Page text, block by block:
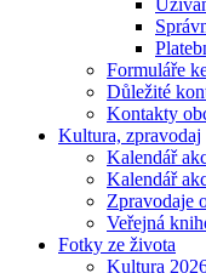
Formuláře
Důležité
Kontakty
Kultura, zpravodaj
Kalendář
Kalendář
Zpravodaje
Veřejná
Fotky ze života
Kultura